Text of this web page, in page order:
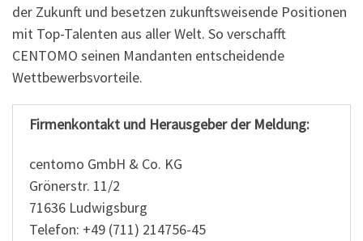
der Zukunft und besetzen zukunftsweisende Positionen
mit Top-Talenten aus aller Welt. So verschafft
CENTOMO seinen Mandanten entscheidende
Wettbewerbsvorteile.
Firmenkontakt und Herausgeber der Meldung:
centomo GmbH & Co. KG
Grönerstr. 11/2
71636 Ludwigsburg
Telefon: +49 (711) 214756-45